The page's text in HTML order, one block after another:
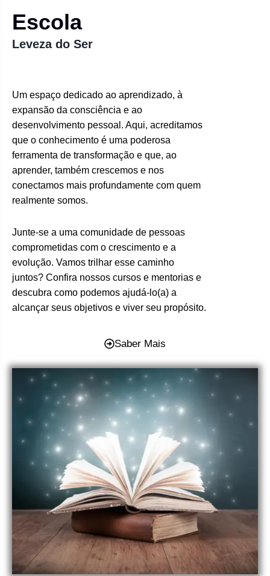
Escola
Leveza do Ser
Um espaço dedicado ao aprendizado, à
expansão da consciência e ao
desenvolvimento pessoal. Aqui, acreditamos
que o conhecimento é uma poderosa
ferramenta de transformação e que, ao
aprender, também crescemos e nos
conectamos mais profundamente com quem
realmente somos.
Junte-se a uma comunidade de pessoas
comprometidas com o crescimento e a
evolução. Vamos trilhar esse caminho
juntos? Confira nossos cursos e mentorias e
descubra como podemos ajudá-lo(a) a
alcançar seus objetivos e viver seu propósito.
Saber Mais